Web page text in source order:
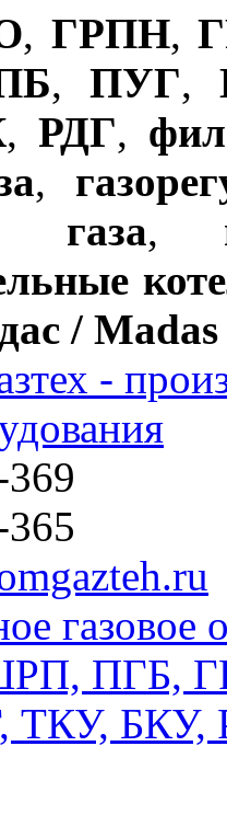
, ГРПН,
, ПУГ,
, РДГ,
,
газа,
/ Madas